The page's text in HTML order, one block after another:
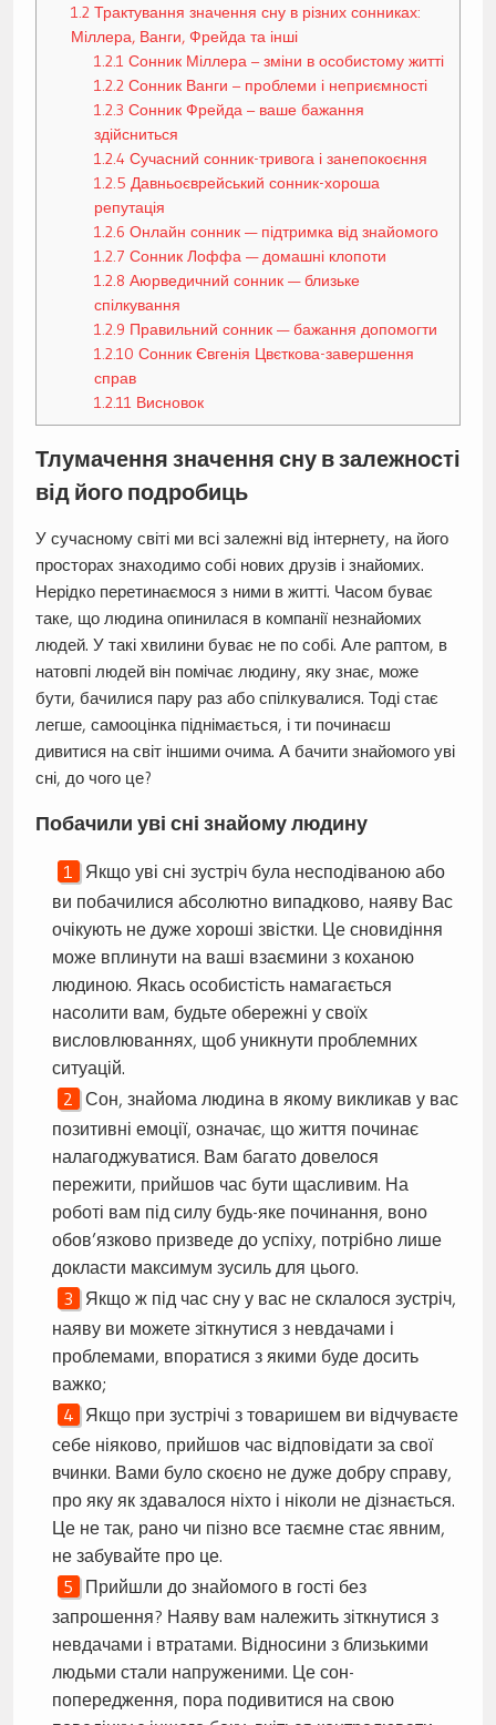
1.2 Трактування значення сну в різних сонниках:
Міллера, Ванги, Фрейда та інші
1.2.1 Сонник Міллера – зміни в особистому житті
1.2.2 Сонник Ванги – проблеми і неприємності
1.2.3 Сонник Фрейда – ваше бажання
здійсниться
1.2.4 Сучасний сонник-тривога і занепокоєння
1.2.5 Давньоєврейський сонник-хороша
репутація
1.2.6 Онлайн сонник — підтримка від знайомого
1.2.7 Сонник Лоффа — домашні клопоти
1.2.8 Аюрведичний сонник — близьке
спілкування
1.2.9 Правильний сонник — бажання допомогти
1.2.10 Сонник Євгенія Цвєткова-завершення
справ
1.2.11 Висновок
Тлумачення значення сну в залежності
від його подробиць
У сучасному світі ми всі залежні від інтернету, на його
просторах знаходимо собі нових друзів і знайомих.
Нерідко перетинаємося з ними в житті. Часом буває
таке, що людина опинилася в компанії незнайомих
людей. У такі хвилини буває не по собі. Але раптом, в
натовпі людей він помічає людину, яку знає, може
бути, бачилися пару раз або спілкувалися. Тоді стає
легше, самооцінка піднімається, і ти починаєш
дивитися на світ іншими очима. А бачити знайомого уві
сні, до чого це?
Побачили уві сні знайому людину
Якщо уві сні зустріч була несподіваною або
ви побачилися абсолютно випадково, наяву Вас
очікують не дуже хороші звістки. Це сновидіння
може вплинути на ваші взаємини з коханою
людиною. Якась особистість намагається
насолити вам, будьте обережні у своїх
висловлюваннях, щоб уникнути проблемних
ситуацій.
Сон, знайома людина в якому викликав у вас
позитивні емоції, означає, що життя починає
налагоджуватися. Вам багато довелося
пережити, прийшов час бути щасливим. На
роботі вам під силу будь-яке починання, воно
обов’язково призведе до успіху, потрібно лише
докласти максимум зусиль для цього.
Якщо ж під час сну у вас не склалося зустріч,
наяву ви можете зіткнутися з невдачами і
проблемами, впоратися з якими буде досить
важко;
Якщо при зустрічі з товаришем ви відчуваєте
себе ніяково, прийшов час відповідати за свої
вчинки. Вами було скоєно не дуже добру справу,
про яку як здавалося ніхто і ніколи не дізнається.
Це не так, рано чи пізно все таємне стає явним,
не забувайте про це.
Прийшли до знайомого в гості без
запрошення? Наяву вам належить зіткнутися з
невдачами і втратами. Відносини з близькими
людьми стали напруженими. Це сон-
попередження, пора подивитися на свою